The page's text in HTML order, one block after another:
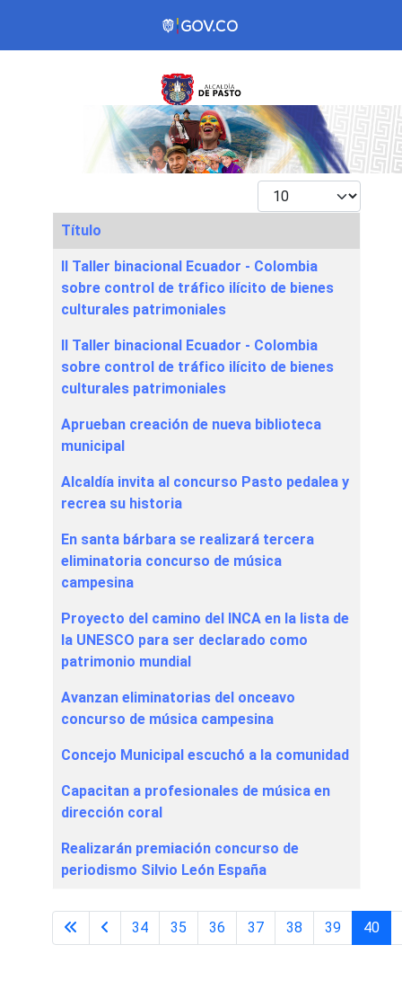
Mostrar #
Articles
Título
II Taller binacional Ecuador - Colombia
sobre control de tráfico ilícito de bienes
culturales patrimoniales
II Taller binacional Ecuador - Colombia
sobre control de tráfico ilícito de bienes
culturales patrimoniales
Aprueban creación de nueva biblioteca
municipal
Alcaldía invita al concurso Pasto pedalea y
recrea su historia
En santa bárbara se realizará tercera
eliminatoria concurso de música
campesina
Proyecto del camino del INCA en la lista de
la UNESCO para ser declarado como
patrimonio mundial
Avanzan eliminatorias del onceavo
concurso de música campesina
Concejo Municipal escuchó a la comunidad
Capacitan a profesionales de música en
dirección coral
Realizarán premiación concurso de
periodismo Silvio León España
Página 40 de 43
34 35 36 37 38 39 40